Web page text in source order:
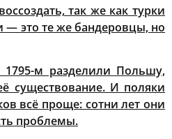
так же как турки
— это те же бандеровцы, но
м разделили Польшу,
существование. И поляки
всё проще: сотни лет они
проблемы.